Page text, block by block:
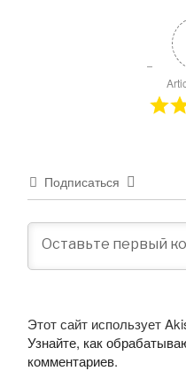
Подписаться
Этот сайт использует
Узнайте, как
комментариев.